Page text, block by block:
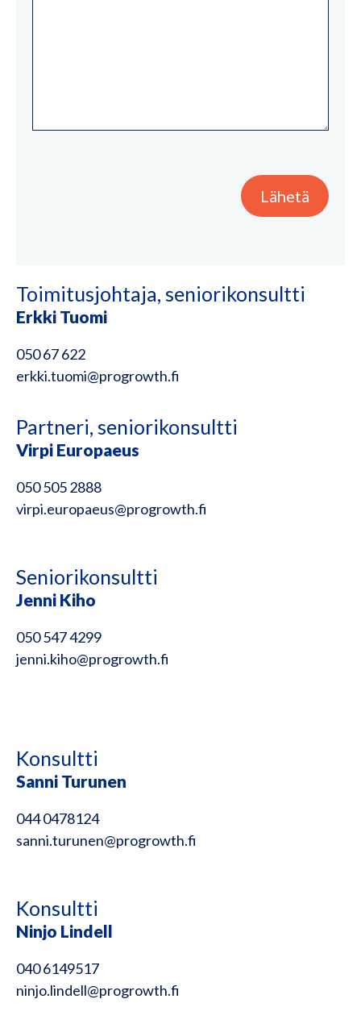
Lähetä
Toimitusjohtaja, seniorikonsultti
Erkki Tuomi
050 67 622
erkki.tuomi@progrowth.fi
Partneri, seniorikonsultti
Virpi Europaeus
050 505 2888
virpi.europaeus@progrowth.fi
Seniorikonsultti
Jenni Kiho
050 547 4299
jenni.kiho@progrowth.fi
Konsultti
Sanni Turunen
044 0478124
sanni.turunen@progrowth.fi
Konsultti
Ninjo Lindell
040 6149517
ninjo.lindell@progrowth.fi